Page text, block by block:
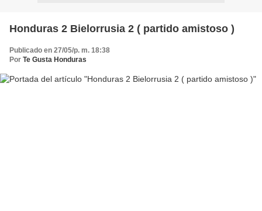
Honduras 2 Bielorrusia 2 ( partido amistoso )
Publicado en 27/05/p. m. 18:38
Por Te Gusta Honduras